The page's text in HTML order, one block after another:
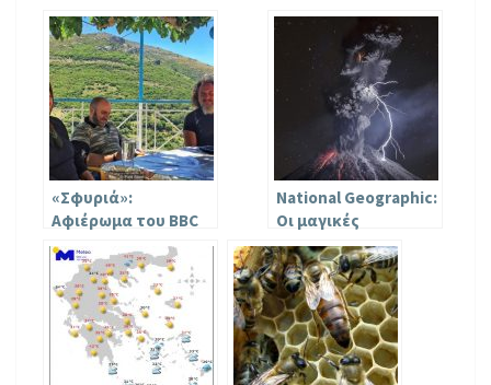
«Σφυριά»:
Αφιέρωμα του BBC
στην ελληνική
σφυριχτή γλώσσα
που σβήνει στον
χρόνο
National Geographic:
Οι μαγικές
φωτογραφίες που
κέρδισαν στο
διαγωνισμό 2017